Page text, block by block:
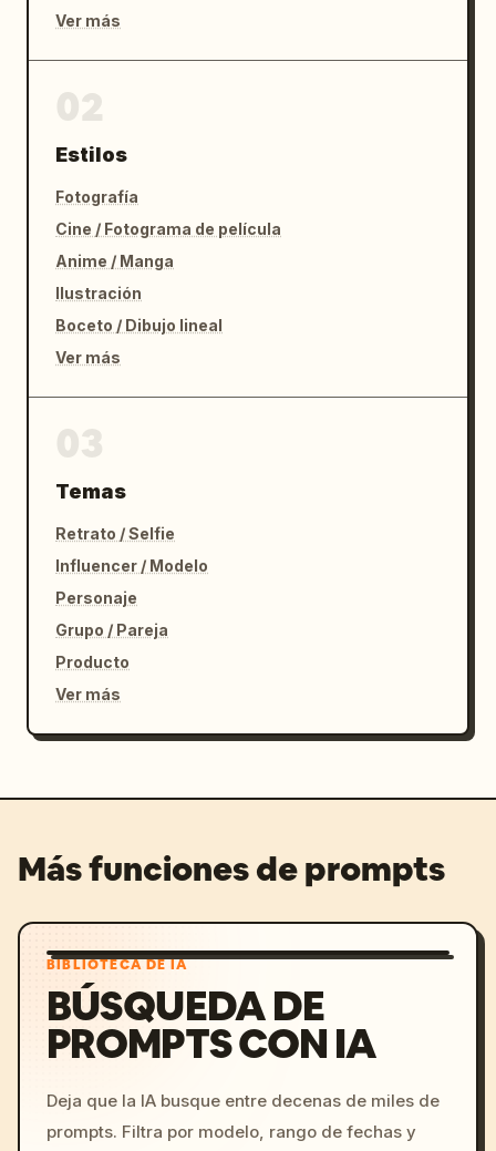
Ver más
Estilos
Fotografía
Cine / Fotograma de película
Anime / Manga
Ilustración
Boceto / Dibujo lineal
Ver más
Temas
Retrato / Selfie
Influencer / Modelo
Personaje
Grupo / Pareja
Producto
Ver más
Más funciones de prompts
BIBLIOTECA DE IA
BÚSQUEDA DE
PROMPTS CON IA
Deja que la IA busque entre decenas de miles de
prompts. Filtra por modelo, rango de fechas y